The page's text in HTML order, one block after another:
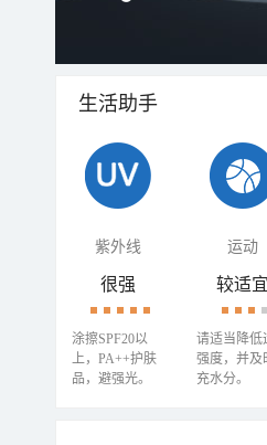
生活助手
紫外线 运动
很强
涂擦SPF20以
上，PA++护肤
品，避强光。
较适宜
请适当降低
强度，并及
充水分。